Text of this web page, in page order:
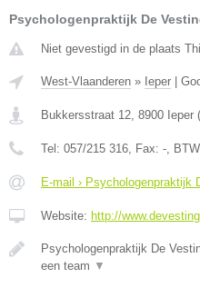
Psychologenpraktijk De
Niet gevestigd in de plaats
West-Vlaanderen » Ieper |
Bukkersstraat 12 8900 Ieper (
Tel: 057/215 316 , Fax: - ,
E-mail › Psychologenpraktijk
Website: http://
Psychologenpraktijk De
een team ▼